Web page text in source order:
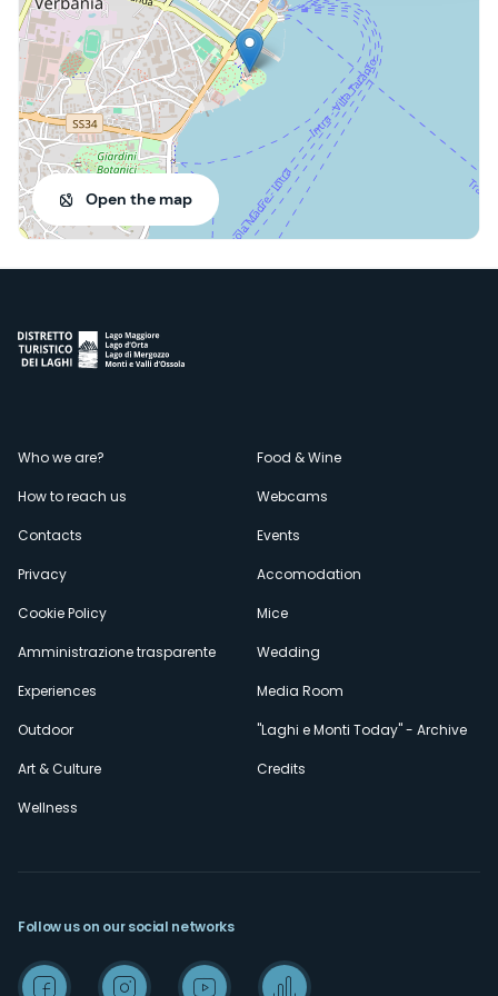
Open the map
Menù
secondario
Who we are?
How to reach us
Contacts
Privacy
Cookie Policy
Amministrazione trasparente
Experiences
Outdoor
Art & Culture
Wellness
Food & Wine
Webcams
Events
Accomodation
Mice
Wedding
Media Room
"Laghi e Monti Today" - Archive
Credits
Follow us on our social networks